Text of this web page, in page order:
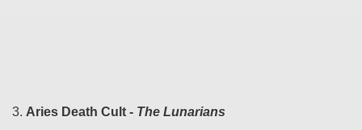
3. Aries Death Cult - The Lunarians